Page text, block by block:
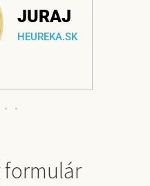
JURAJ
HEUREKA.SK
formulár